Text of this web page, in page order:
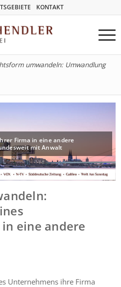
KONTAKT
umwandeln: Umwandlung
Firma in eine andere
mit Anwalt
eine andere
Unternehmens ihre Firma